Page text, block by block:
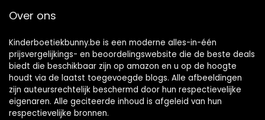
Over ons
Kinderboetiekbunny.be is een moderne alles-in-één
prijsvergelijkings- en beoordelingswebsite die de beste deals
biedt die beschikbaar zijn op amazon en u op de hoogte
houdt via de laatst toegevoegde blogs. Alle afbeeldingen
zijn auteursrechtelijk beschermd door hun respectievelijke
eigenaren. Alle geciteerde inhoud is afgeleid van hun
respectievelijke bronnen.